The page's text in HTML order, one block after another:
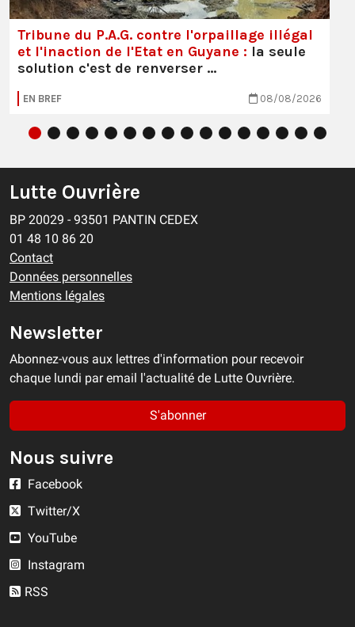
Tribune du P.A.G. contre l'orpaillage illégal
et l'inaction de l'Etat en Guyane : la seule
solution c'est de renverser …
EN BREF 08/08/2026
Lutte Ouvrière
BP 20029 - 93501 PANTIN CEDEX
01 48 10 86 20
Contact
Données personnelles
Mentions légales
Newsletter
Abonnez-vous aux lettres d'information pour recevoir
chaque lundi par email l'actualité de Lutte Ouvrière.
S'abonner
Nous suivre
Facebook
Twitter/X
YouTube
Instagram
RSS